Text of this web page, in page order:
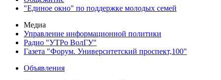
"Единое окно" по поддержке молодых семей
Медиа
Управление информационной политики
Радио "УТРо ВолГУ"
Газета "Форум. Университетский проспект,100"
Объявления